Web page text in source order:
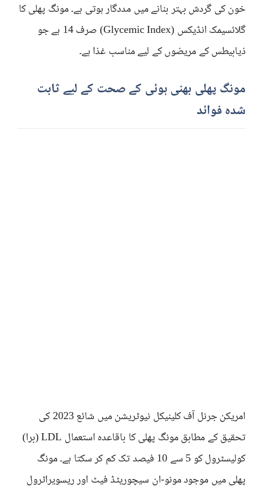
خون کی گردش بہتر بنانے میں مددگار ہوتی ہے۔ مونگ پھلی کا
گلائسیمک انڈیکس (Glycemic Index) صرف 14 ہے جو
ذیابیطس کے مریضوں کے لیے مناسب غذا ہے۔
مونگ پھلی بھنی ہوئی کے صحت کے لیے ثابت
شدہ فوائد
امریکن جرنل آف کلینیکل نیوٹریشن میں شائع 2023 کی
تحقیق کے مطابق مونگ پھلی کا باقاعدہ استعمال LDL (برا)
کولیسٹرول کو 5 سے 10 فیصد تک کم کر سکتا ہے۔ مونگ
پھلی میں موجود مونو-ان سیچوریٹڈ فیٹ اور ریسویراٹرول